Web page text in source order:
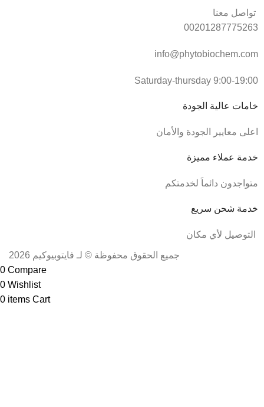
00201287775263
info@phytobiochem.com
Saturday-thursday 9:00-19:00
خامات عالية الجودة
اعلى معايير الجودة والأمان
خدمة عملاء مميزة
متواجدون دائماَ لخدمتكم
خدمة شحن سريع
جميع الحقوق محفوظة © لـ فايتوبيوكيم 2026
0 Compare
0 Wishlist
0 items Cart